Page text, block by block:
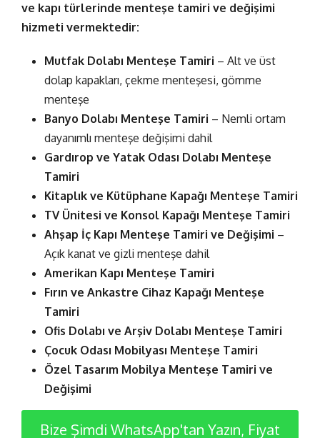
ve kapı türlerinde menteşe tamiri ve değişimi
hizmeti vermektedir:
Mutfak Dolabı Menteşe Tamiri – Alt ve üst
dolap kapakları, çekme menteşesi, gömme
menteşe
Banyo Dolabı Menteşe Tamiri – Nemli ortam
dayanımlı menteşe değişimi dahil
Gardırop ve Yatak Odası Dolabı Menteşe
Tamiri
Kitaplık ve Kütüphane Kapağı Menteşe Tamiri
TV Ünitesi ve Konsol Kapağı Menteşe Tamiri
Ahşap İç Kapı Menteşe Tamiri ve Değişimi –
Açık kanat ve gizli menteşe dahil
Amerikan Kapı Menteşe Tamiri
Fırın ve Ankastre Cihaz Kapağı Menteşe
Tamiri
Ofis Dolabı ve Arşiv Dolabı Menteşe Tamiri
Çocuk Odası Mobilyası Menteşe Tamiri
Özel Tasarım Mobilya Menteşe Tamiri ve
Değişimi
Bize Şimdi WhatsApp'tan Yazın, Fiyat